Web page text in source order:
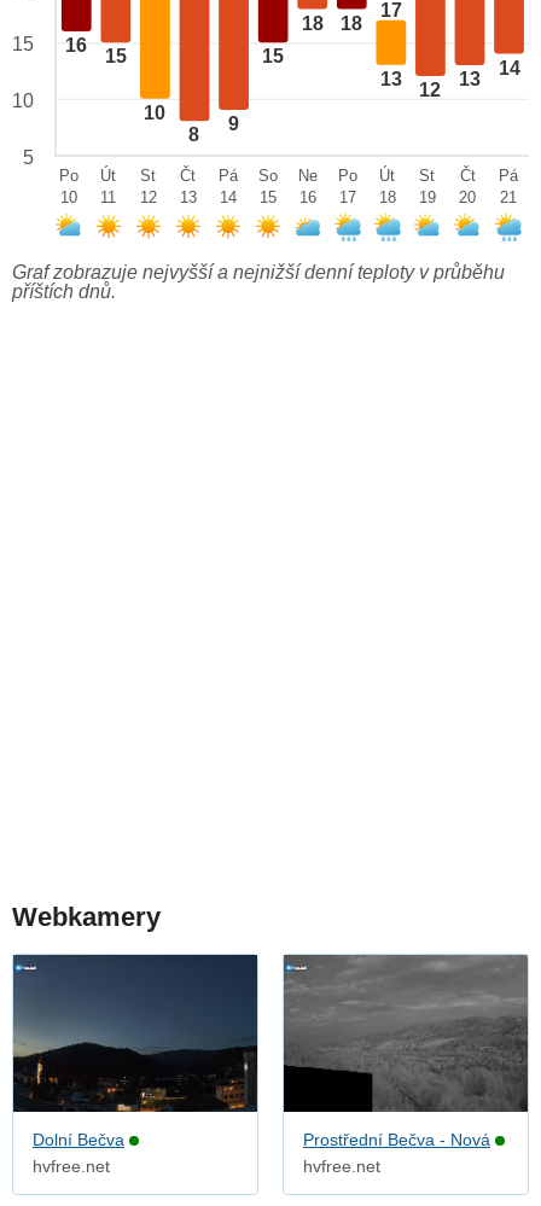
16
15
10
8
9
15
18 18
17
13
12
13
14
15
10
5
Po
10
Út
11
St
12
Čt
13
Pá
14
So
15
Ne
16
Po
17
Út
18
St
19
Čt
20
Pá
21
Graf zobrazuje nejvyšší a nejnižší denní teploty v průběhu
příštích dnů.
Webkamery
Dolní Bečva
hvfree.net
Prostřední Bečva - Nová
hvfree.net